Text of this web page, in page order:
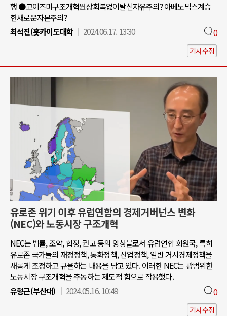
행 ●고이즈미구조개혁원상회복없이탈신자유주의? 아베노믹스계승
한새로운자본주의?
최석진(홋카이도대학
2024.06.17. 13:30 0
기사수정
유로존 위기 이후 유럽연합의 경제거버넌스 변화
(NEC)와 노동시장 구조개혁
NEC는 법률, 조약, 협정, 권고 등의 앙상블로서 유럽연합 회원국, 특히
유로존 국가들의 재정정책, 통화정책, 산업정책, 일반 거시경제정책을
새롭게 조정하고 규율하는 내용을 담고 있다. 이러한 NEC는 광범위한
노동시장 구조개혁을 추동하는 제도적 힘으로 작용했다.
유형근(부산대)
2024.05.16. 10:49 0
기사수정